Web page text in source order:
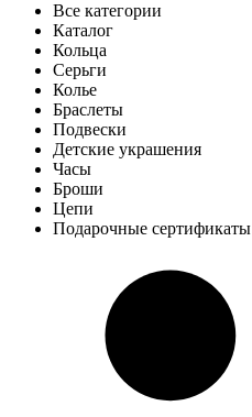
Все категории
Каталог
Кольца
Серьги
Колье
Браслеты
Подвески
Детские украшения
Часы
Броши
Цепи
Подарочные сертификаты